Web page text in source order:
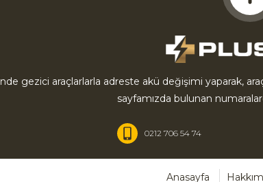
gezici araçlarlarla adreste akü değişimi yaparak,
sayfamızda bulunan
0212 706 54 74
Anasayfa